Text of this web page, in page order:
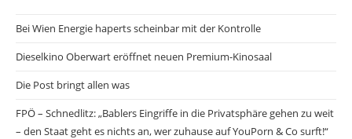
Bei Wien Energie haperts scheinbar mit der Kontrolle
Dieselkino Oberwart eröffnet neuen Premium-Kinosaal
Die Post bringt allen was
FPÖ – Schnedlitz: „Bablers Eingriffe in die Privatsphäre gehen zu weit
– den Staat geht es nichts an, wer zuhause auf YouPorn & Co surft!“